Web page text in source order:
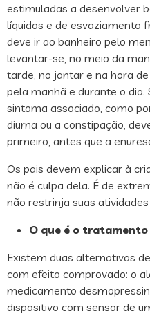
estimuladas a desenvolver
líquidos e de esvaziamento
deve ir ao banheiro pelo
levantar-se, no meio da
tarde, no jantar e na hora
pela manhã e durante o dia.
sintoma associado, como
diurna ou a constipação,
primeiro, antes que a
Os pais devem explicar à
não é culpa dela. É de
não restrinja suas
O que é o
Existem duas alternativas
com efeito comprovado: o
medicamento
dispositivo com sensor de